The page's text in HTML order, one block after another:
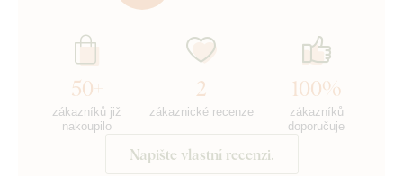
50+
zákazníků již
nakoupilo
2
zákaznické recenze
100%
zákazníků
doporučuje
Napište vlastní recenzi.